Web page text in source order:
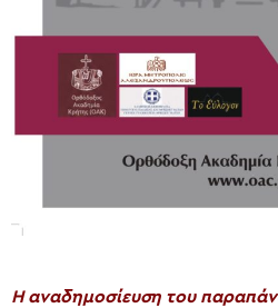
H αναδημοσίευση του